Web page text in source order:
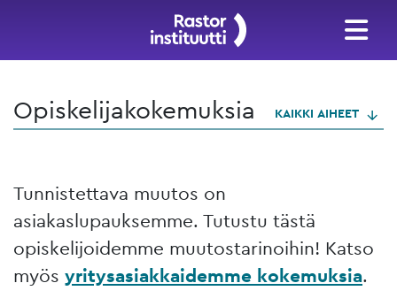
Opiskelijakokemuksia KAIKKI AIHEET
Tunnistettava muutos on
asiakaslupauksemme. Tutustu tästä
opiskelijoidemme muutostarinoihin! Katso
myös yritysasiakkaidemme kokemuksia.